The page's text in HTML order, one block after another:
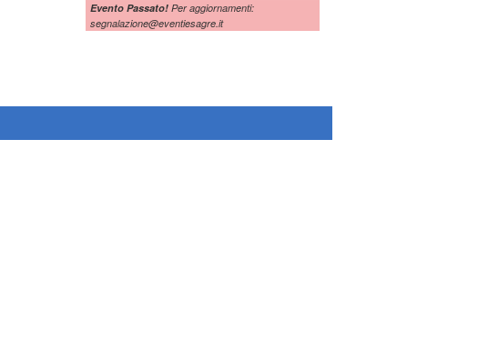
Evento Passato! Per aggiornamenti:
segnalazione@eventiesagre.it